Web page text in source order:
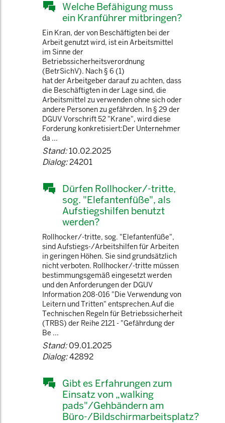
Welche Befähigung muss
ein Kranführer mitbringen?
Ein Kran, der von Beschäftigten bei der
Arbeit genutzt wird, ist ein Arbeitsmittel
im Sinne der
Betriebssicherheitsverordnung
(BetrSichV). Nach § 6 (1)
hat der Arbeitgeber darauf zu achten, dass
die Beschäftigten in der Lage sind, die
Arbeitsmittel zu verwenden ohne sich oder
andere Personen zu gefährden. In § 29 der
DGUV Vorschrift 52 "Krane", wird diese
Forderung konkretisiert:Der Unternehmer
da ...
Stand:10.02.2025
Dialog:24201
Dürfen Rollhocker/-tritte,
sog. "Elefantenfüße", als
Aufstiegshilfen benutzt
werden?
Rollhocker/-tritte, sog. "Elefantenfüße",
sind Aufstiegs-/Arbeitshilfen für Arbeiten
in geringen Höhen. Sie sind grundsätzlich
nicht verboten. Rollhocker/-tritte müssen
bestimmungsgemäß eingesetzt werden
und den Anforderungen der DGUV
Information 208-016 "Die Verwendung von
Leitern und Tritten" entsprechen.Auf die
Technischen Regeln für Betriebssicherheit
(TRBS) der Reihe 2121 - "Gefährdung der
Be ...
Stand:09.01.2025
Dialog:42892
Gibt es Erfahrungen zum
Einsatz von „walking
pads"/Gehbändern am
Büro-/Bildschirmarbeitsplatz?